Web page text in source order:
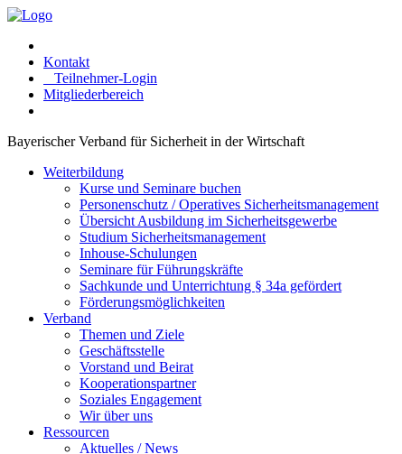
Kontakt
Teilnehmer-Login
Mitgliederbereich
Bayerischer Verband für Sicherheit in der Wirtschaft
Weiterbildung
Kurse und Seminare buchen
Personenschutz / Operatives Sicherheitsmanagement
Übersicht Ausbildung im Sicherheitsgewerbe
Studium Sicherheitsmanagement
Inhouse-Schulungen
Seminare für Führungskräfte
Sachkunde und Unterrichtung § 34a gefördert
Förderungsmöglichkeiten
Verband
Themen und Ziele
Geschäftsstelle
Vorstand und Beirat
Kooperationspartner
Soziales Engagement
Wir über uns
Ressourcen
Aktuelles / News